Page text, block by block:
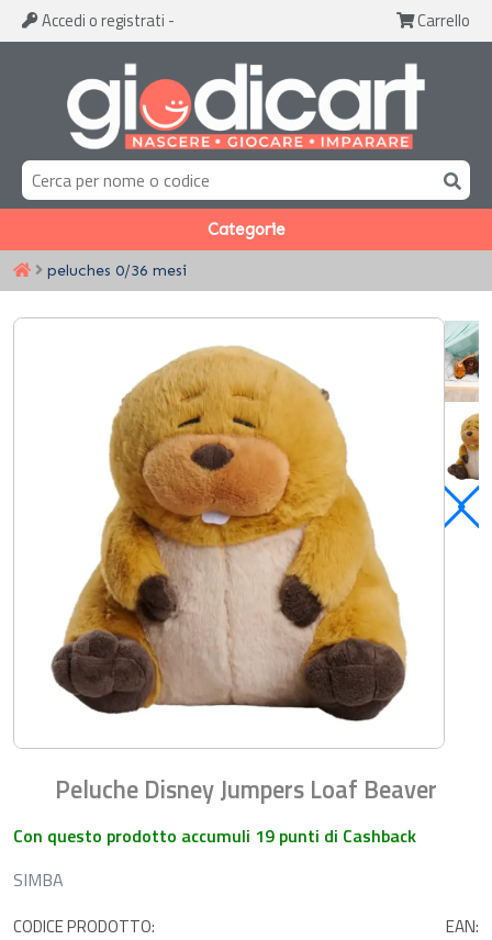
Accedi o registrati - Carrello
Categorie
peluches 0/36 mesi
Peluche Disney Jumpers Loaf Beaver
Con questo prodotto accumuli 19 punti di Cashback
SIMBA
CODICE PRODOTTO:
EAN: